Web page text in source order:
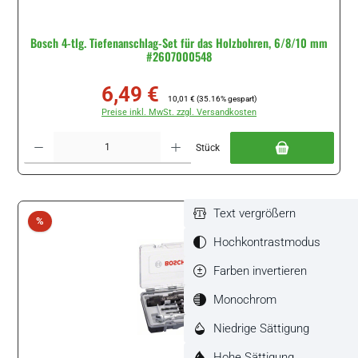
Bosch 4-tlg. Tiefenanschlag-Set für das Holzbohren, 6/8/10 mm
#2607000548
Verkaufspreis:
6,49 € 10,01 € (35.16% gespart)
Preise inkl. MwSt. zzgl. Versandkosten
Stück
%Rabatt
Text vergrößern
Hochkontrastmodus
Farben invertieren
Monochrom
Niedrige Sättigung